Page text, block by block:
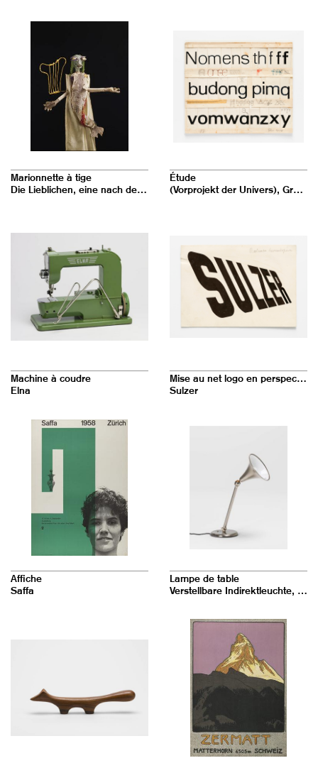
Marionnette à tige
Die Lieblichen, eine nach der anderen: Die romantische Sirene
Étude
(Vorprojekt der Univers), Groteskentwurf in drei Fetten
Machine à coudre
Elna
Mise au net logo en perspective
Sulzer
Affiche
Saffa
Lampe de table
Verstellbare Indirektleuchte, Modell 4.344